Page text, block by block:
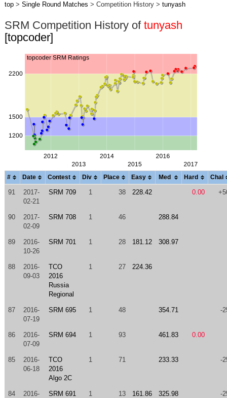
top> Single Round Matches > Competition History > tunyash
SRM Competition History of tunyash
[topcoder]
# Date Contest Div Place Easy Med Hard Chal
91
2017-
02-21
SRM 709 1 38 228.42 0.00
90
2017-
02-09
SRM 708 1 46 288.84
89
2016-
10-26
SRM 701 1 28 181.12 308.97
88
2016-
09-03
TCO
2016
Russia
Regional
1 27 224.36
87
2016-
07-19
SRM 695 1 48 354.71 -
86
2016-
07-09
SRM 694 1 93 461.83 0.00
85
2016-
06-18
TCO
2016
Algo 2C
1 71 233.33 -
84
2016-
SRM 691 1 13 161.86 325.98 -